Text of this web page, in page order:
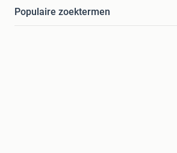
Populaire zoektermen